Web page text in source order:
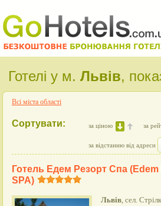
Готелі у м. Львів,
Всі міста області
Сортувати: за ціною за
за відстанню від адреси
Готель Едем Резорт Спа
SPA)
Львів, сел.